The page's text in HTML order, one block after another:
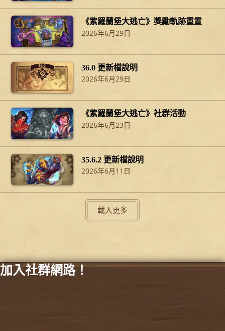
《紫羅蘭堡大逃亡》獎勵軌跡重置
2026年6月29日
36.0 更新檔說明
2026年6月29日
《紫羅蘭堡大逃亡》社群活動
2026年6月23日
35.6.2 更新檔說明
2026年6月11日
載入更多
加入社群網路！